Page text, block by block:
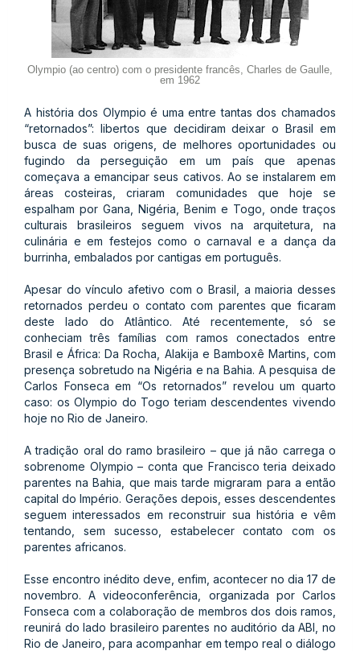
Olympio (ao centro) com o presidente francês, Charles de Gaulle,
em 1962
A história dos Olympio é uma entre tantas dos chamados
“retornados”: libertos que decidiram deixar o Brasil em
busca de suas origens, de melhores oportunidades ou
fugindo da perseguição em um país que apenas
começava a emancipar seus cativos. Ao se instalarem em
áreas costeiras, criaram comunidades que hoje se
espalham por Gana, Nigéria, Benim e Togo, onde traços
culturais brasileiros seguem vivos na arquitetura, na
culinária e em festejos como o carnaval e a dança da
burrinha, embalados por cantigas em português.
Apesar do vínculo afetivo com o Brasil, a maioria desses
retornados perdeu o contato com parentes que ficaram
deste lado do Atlântico. Até recentemente, só se
conheciam três famílias com ramos conectados entre
Brasil e África: Da Rocha, Alakija e Bamboxê Martins, com
presença sobretudo na Nigéria e na Bahia. A pesquisa de
Carlos Fonseca em “Os retornados” revelou um quarto
caso: os Olympio do Togo teriam descendentes vivendo
hoje no Rio de Janeiro.
A tradição oral do ramo brasileiro – que já não carrega o
sobrenome Olympio – conta que Francisco teria deixado
parentes na Bahia, que mais tarde migraram para a então
capital do Império. Gerações depois, esses descendentes
seguem interessados em reconstruir sua história e vêm
tentando, sem sucesso, estabelecer contato com os
parentes africanos.
Esse encontro inédito deve, enfim, acontecer no dia 17 de
novembro. A videoconferência, organizada por Carlos
Fonseca com a colaboração de membros dos dois ramos,
reunirá do lado brasileiro parentes no auditório da ABI, no
Rio de Janeiro, para acompanhar em tempo real o diálogo